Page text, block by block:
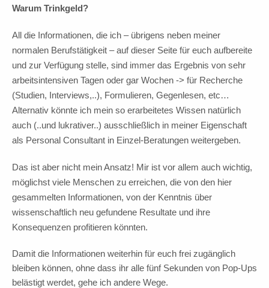
Warum Trinkgeld?
All die Informationen, die ich – übrigens neben meiner
normalen Berufstätigkeit – auf dieser Seite für euch aufbereite
und zur Verfügung stelle, sind immer das Ergebnis von sehr
arbeitsintensiven Tagen oder gar Wochen -> für Recherche
(Studien, Interviews,..), Formulieren, Gegenlesen, etc…
Alternativ könnte ich mein so erarbeitetes Wissen natürlich
auch (..und lukrativer..) ausschließlich in meiner Eigenschaft
als Personal Consultant in Einzel-Beratungen weitergeben.
Das ist aber nicht mein Ansatz! Mir ist vor allem auch wichtig,
möglichst viele Menschen zu erreichen, die von den hier
gesammelten Informationen, von der Kenntnis über
wissenschaftlich neu gefundene Resultate und ihre
Konsequenzen profitieren könnten.
Damit die Informationen weiterhin für euch frei zugänglich
bleiben können, ohne dass ihr alle fünf Sekunden von Pop-Ups
belästigt werdet, gehe ich andere Wege.